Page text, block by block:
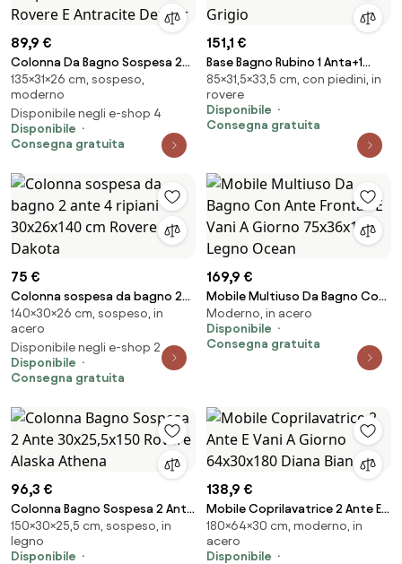
89,9 €
Colonna Da Bagno Sospesa 2
Ante 31x26x135 Rovere E
Antracite Denver
135×31×26 cm, sospeso,
moderno
Disponibile negli e-shop 4
Disponibile
Consegna gratuita
151,1 €
Base Bagno Rubino 1 Anta+1
Cassetto Rovere Grigio
85×31,5×33,5 cm, con piedini, in
rovere
Disponibile
Consegna gratuita
75 €
Colonna sospesa da bagno 2
ante 4 ripiani 30x26x140 cm
Rovere Dakota
140×30×26 cm, sospeso, in
acero
Disponibile negli e-shop 2
Disponibile
Consegna gratuita
169,9 €
Mobile Multiuso Da Bagno Con
Ante Frontali E Vani A Giorno
75x36x160 Legno Ocean
Moderno, in acero
Disponibile
Consegna gratuita
96,3 €
Colonna Bagno Sospesa 2 Ante
30x25,5x150 Rovere Alaska
Athena
150×30×25,5 cm, sospeso, in
legno
Disponibile
138,9 €
Mobile Coprilavatrice 2 Ante E
Vani A Giorno 64x30x180 Diana
Bianco
180×64×30 cm, moderno, in
acero
Disponibile